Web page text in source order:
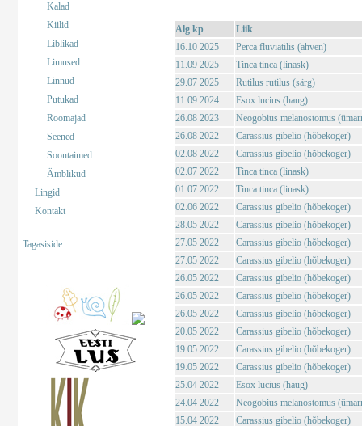
Kalad
Kiilid
Liblikad
Limused
Linnud
Putukad
Roomajad
Seened
Soontaimed
Ämblikud
Lingid
Kontakt
Tagasiside
Alg kp
Liik
16.10 2025
Perca fluviatilis (ahven)
11.09 2025
Tinca tinca (linask)
29.07 2025
Rutilus rutilus (särg)
11.09 2024
Esox lucius (haug)
26.08 2023
Neogobius melanostomus
26.08 2022
Carassius gibelio (hõbekoger)
02.08 2022
Carassius gibelio (hõbekoger)
02.07 2022
Tinca tinca (linask)
01.07 2022
Tinca tinca (linask)
02.06 2022
Carassius gibelio (hõbekoger)
28.05 2022
Carassius gibelio (hõbekoger)
27.05 2022
Carassius gibelio (hõbekoger)
27.05 2022
Carassius gibelio (hõbekoger)
26.05 2022
Carassius gibelio (hõbekoger)
26.05 2022
Carassius gibelio (hõbekoger)
26.05 2022
Carassius gibelio (hõbekoger)
20.05 2022
Carassius gibelio (hõbekoger)
19.05 2022
Carassius gibelio (hõbekoger)
19.05 2022
Carassius gibelio (hõbekoger)
25.04 2022
Esox lucius (haug)
24.04 2022
Neogobius melanostomus
15.04 2022
Carassius gibelio (hõbekoger)